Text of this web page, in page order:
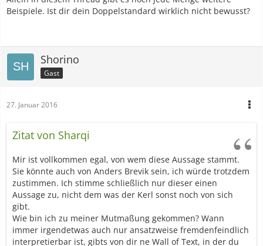
Beispiele. Ist dir dein Doppelstandard wirklich nicht bewusst?
Shorino
Gast
27. Januar 2016
Zitat von Sharqi
Mir ist vollkommen egal, von wem diese Aussage stammt.
Sie könnte auch von Anders Brevik sein, ich würde trotzdem
zustimmen. Ich stimme schließlich nur dieser einen
Aussage zu, nicht dem was der Kerl sonst noch von sich
gibt.
Wie bin ich zu meiner Mutmaßung gekommen? Wann
immer irgendetwas auch nur ansatzweise fremdenfeindlich
interpretierbar ist, gibts von dir ne Wall of Text, in der du